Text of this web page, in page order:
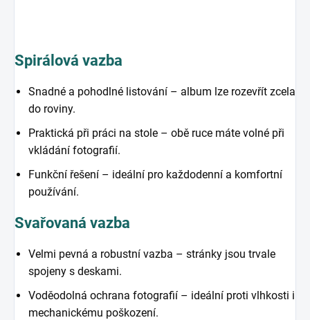
Spirálová vazba
Snadné a pohodlné listování – album lze rozevřít zcela
do roviny.
Praktická při práci na stole – obě ruce máte volné při
vkládání fotografií.
Funkční řešení – ideální pro každodenní a komfortní
používání.
Svařovaná vazba
Velmi pevná a robustní vazba – stránky jsou trvale
spojeny s deskami.
Voděodolná ochrana fotografií – ideální proti vlhkosti i
mechanickému poškození.